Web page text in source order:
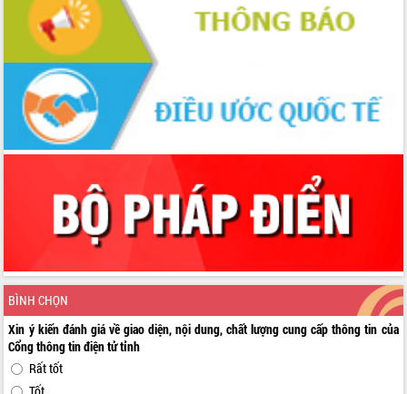
BÌNH CHỌN
Xin ý kiến đánh giá về giao diện, nội dung, chất lượng cung cấp thông tin của
Cổng thông tin điện tử tỉnh
Rất tốt